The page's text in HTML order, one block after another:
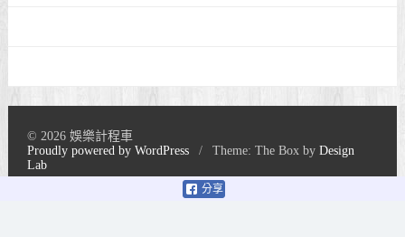
分享
© 2026 娛樂計程車
Proudly powered by WordPress
/ Theme: The Box byDesign
Lab